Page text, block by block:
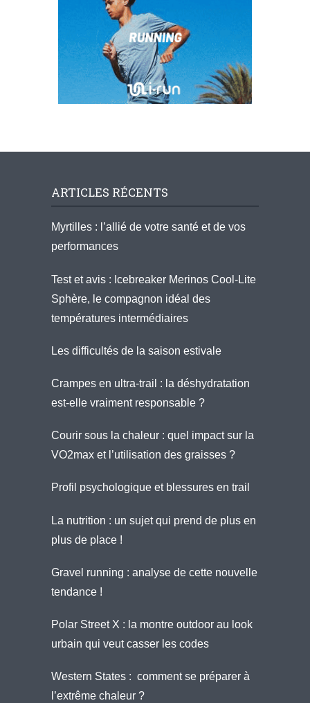
ARTICLES RÉCENTS
Myrtilles : l’allié de votre santé et de vos
performances
Test et avis : Icebreaker Merinos Cool-Lite
Sphère, le compagnon idéal des
températures intermédiaires
Les difficultés de la saison estivale
Crampes en ultra-trail : la déshydratation
est-elle vraiment responsable ?
Courir sous la chaleur : quel impact sur la
VO2max et l’utilisation des graisses ?
Profil psychologique et blessures en trail
La nutrition : un sujet qui prend de plus en
plus de place !
Gravel running : analyse de cette nouvelle
tendance !
Polar Street X : la montre outdoor au look
urbain qui veut casser les codes
Western States : comment se préparer à
l’extrême chaleur ?